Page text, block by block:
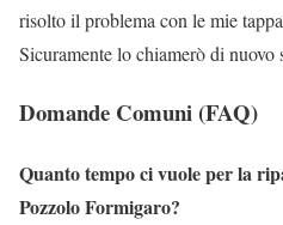
risolto il problema con le mie
Sicuramente lo chiamerò di nuovo
Domande Comuni (FAQ)
Quanto tempo ci vuole per la
Pozzolo Formigaro?